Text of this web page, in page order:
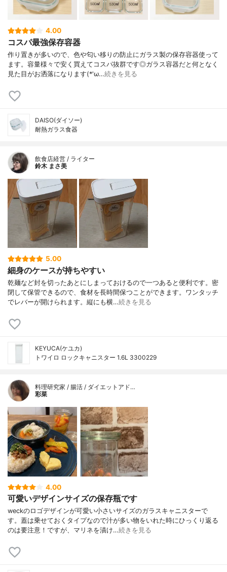
4.00
コスパ最強保存容器
作り置きが多いので、色や匂い移りの防止にガラス製の保存容器使って
ます。容量様々で安く買えてコスパ抜群です◎ガラス容器だと何となく
見た目がお洒落になります(*'ω…続きを見る
DAISO(ダイソー)
耐熱ガラス食器
飲食店経営 / ライター
鈴木 まさ美
5.00
細身のケースが持ちやすい
乾麺など封を切ったあとにしまっておけるので一つあると便利です。密
閉して保管できるので、食材を長時間保つことができます。ワンタッチ
でレバーが開けられます。縦にも横…続きを見る
KEYUCA(ケユカ)
トワイロ ロックキャニスター 1.6L 3300229
料理研究家 / 腸活 / ダイエットアド…
彩菜
4.00
可愛いデザインサイズの保存瓶です
weckのロゴデザインが可愛い小さいサイズのガラスキャニスターで
す。蓋は乗せておくタイプなので汁が多い物をいれた時にひっくり返る
のは要注意！ですが、マリネを漬け…続きを見る